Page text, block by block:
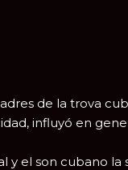
de la trova
influyó en
y el son cubano